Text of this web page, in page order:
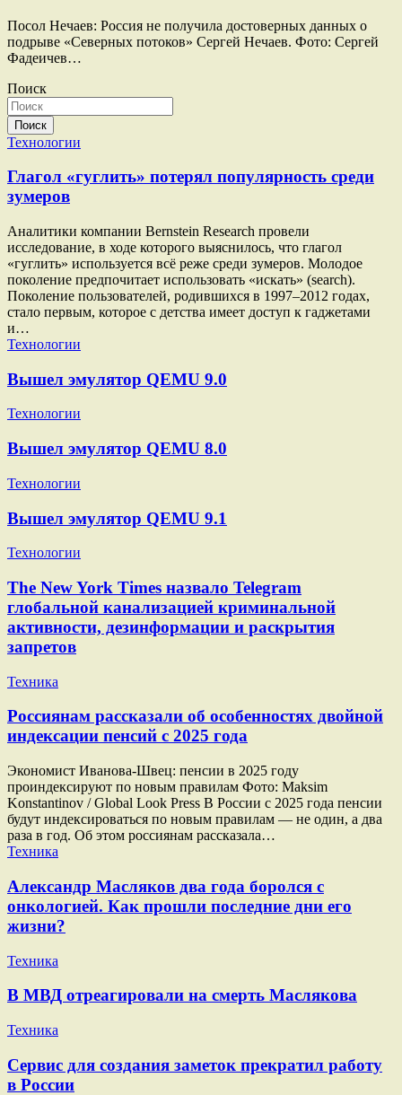
Посол Нечаев: Россия не получила достоверных данных о
подрыве «Северных потоков» Сергей Нечаев. Фото: Сергей
Фадеичев…
Поиск
Поиск
Технологии
Глагол «гуглить» потерял популярность среди
зумеров
Аналитики компании Bernstein Research провели
исследование, в ходе которого выяснилось, что глагол
«гуглить» используется всё реже среди зумеров. Молодое
поколение предпочитает использовать «искать» (search).
Поколение пользователей, родившихся в 1997–2012 годах,
стало первым, которое с детства имеет доступ к гаджетами
и…
Технологии
Вышел эмулятор QEMU 9.0
Технологии
Вышел эмулятор QEMU 8.0
Технологии
Вышел эмулятор QEMU 9.1
Технологии
The New York Times назвало Telegram
глобальной канализацией криминальной
активности, дезинформации и раскрытия
запретов
Техника
Россиянам рассказали об особенностях двойной
индексации пенсий с 2025 года
Экономист Иванова-Швец: пенсии в 2025 году
проиндексируют по новым правилам Фото: Maksim
Konstantinov / Global Look Press В России с 2025 года пенсии
будут индексироваться по новым правилам — не один, а два
раза в год. Об этом россиянам рассказала…
Техника
Александр Масляков два года боролся с
онкологией. Как прошли последние дни его
жизни?
Техника
В МВД отреагировали на смерть Маслякова
Техника
Сервис для создания заметок прекратил работу
в России